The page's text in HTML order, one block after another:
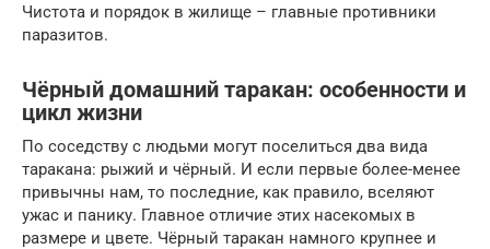
Чистота и порядок в жилище – главные противники
паразитов.
Чёрный домашний таракан: особенности и
цикл жизни
По соседству с людьми могут поселиться два вида
таракана: рыжий и чёрный. И если первые более-менее
привычны нам, то последние, как правило, вселяют
ужас и панику. Главное отличие этих насекомых в
размере и цвете. Чёрный таракан намного крупнее и